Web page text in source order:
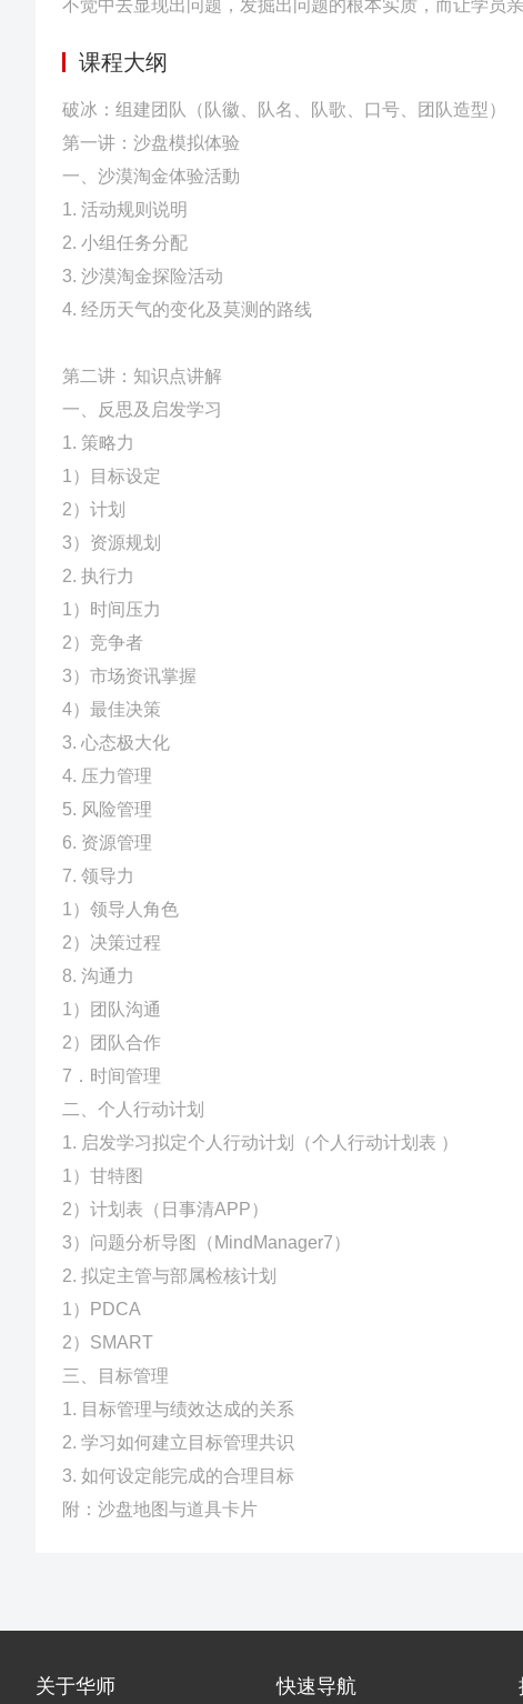
不觉中去显现出问题，发掘出问题的根本实质，而让学员
课程大纲
破冰：组建团队（队徽、队名、队歌、口号、团队造型）
第一讲：沙盘模拟体验
一、沙漠淘金体验活動
1. 活动规则说明
2. 小组任务分配
3. 沙漠淘金探险活动
4. 经历天气的变化及莫测的路线
第二讲：知识点讲解
一、反思及启发学习
1. 策略力
1）目标设定
2）计划
3）资源规划
2. 执行力
1）时间压力
2）竞争者
3）市场资讯掌握
4）最佳决策
3. 心态极大化
4. 压力管理
5. 风险管理
6. 资源管理
7. 领导力
1）领导人角色
2）决策过程
8. 沟通力
1）团队沟通
2）团队合作
7．时间管理
二、个人行动计划
1. 启发学习拟定个人行动计划（个人行动计划表 ）
1）甘特图
2）计划表（日事清APP）
3）问题分析导图（MindManager7）
2. 拟定主管与部属检核计划
1）PDCA
2）SMART
三、目标管理
1. 目标管理与绩效达成的关系
2. 学习如何建立目标管理共识
3. 如何设定能完成的合理目标
附：沙盘地图与道具卡片
关于华师 快速导航